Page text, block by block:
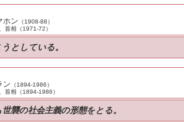
ホン （1908-88）
首相（1971-72）
としている。
ン （1894-1986）
首相（1894-1986）
襲の社会主義の形態をとる。